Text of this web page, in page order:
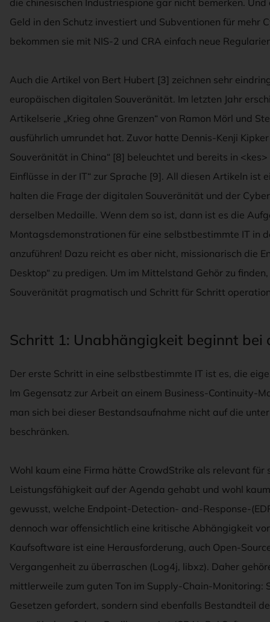
die chinesischen Industriespione gar nicht bemerken.
Geld in den Schutz investiert und Subventionen für mehr
bekommen sie mit NIS-2 und CRA einfach neue
Auch die Artikel von Bert Hubert [3] zeichnen sehr
europäischen digitalen Souveränität. Im letzten Jahr
Artikelserie „Krieg ohne Grenzen“ von Ramon Mörl und
ausführlich umrundet hat. Zuvor hatte Dennis-Kenji
Souveränität in China“ [8] beleuchtet und bereits in
Einflüsse in der IT“ zur Sprache [9]. All diesen Artikeln ist
halten die Frage der digitalen Souveränität und der
derselben Medaille. Wenn dem so ist, dann ist es die
Montagsdemonstrationen für eine selbstbestimmte IT in
anzuführen! Dazu reicht es aber nicht, missionarisch die
Desktop“ zu predigen. Um im Mittelstand Gehör zu
Souveränität pragmatisch und Schritt für Schritt
Schritt 1: Unabhängigkeit beginnt bei
Der erste Schritt in eine selbstbestimmte IT ist es, die
Im Gegensatz zur Arbeit an einem Business-Continuity-
man sich bei dieser Bestandsaufnahme nicht auf die
beschränken.
Wohl kaum eine Firma hätte CrowdStrike als relevant für
Leistungsfähigkeit auf der Agenda gehabt und wohl
gewusst, welche Endpoint-Detection- and-Response-
dennoch war offensichtlich eine kritische Abhängigkeit
Kaufsoftware ist eine Herausforderung, auch Open-
Vergangenheit zu überraschen (Log4j, libxz). Daher
mittlerweile zum guten Ton im Supply-Chain-Monitoring:
Gesetzen gefordert, sondern sind ebenfalls Bestandteil